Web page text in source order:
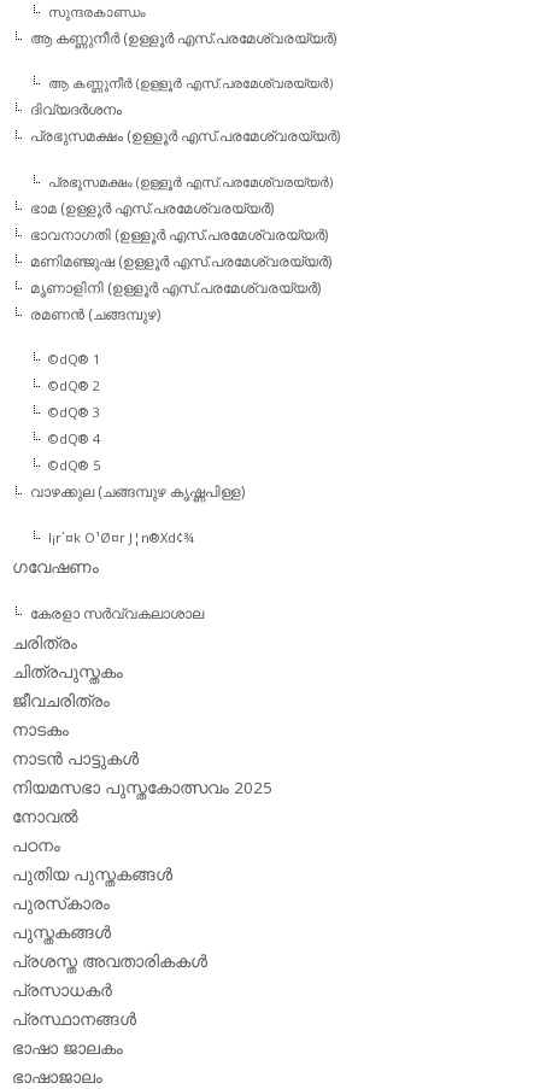
സുന്ദരകാണ്ഡം
ആ കണ്ണുനീര്‍ (ഉള്ളൂര്‍ എസ്.പരമേശ്വരയ്യര്‍)
ആ കണ്ണുനീര്‍ (ഉള്ളൂര്‍ എസ്.പരമേശ്വരയ്യര്‍)
ദിവ്യദര്‍ശനം
പ്രഭുസമക്ഷം (ഉള്ളൂര്‍ എസ്.പരമേശ്വരയ്യര്‍)
പ്രഭുസമക്ഷം (ഉള്ളൂര്‍ എസ്.പരമേശ്വരയ്യര്‍)
ഭാമ (ഉള്ളൂര്‍ എസ്.പരമേശ്വരയ്യര്‍)
ഭാവനാഗതി (ഉള്ളൂര്‍ എസ്.പരമേശ്വരയ്യര്‍)
മണിമഞ്ജുഷ (ഉള്ളൂര്‍ എസ്.പരമേശ്വരയ്യര്‍)
മൃണാളിനി (ഉള്ളൂര്‍ എസ്.പരമേശ്വരയ്യര്‍)
രമണന്‍ (ചങ്ങമ്പുഴ)
©dQ® 1
©dQ® 2
©dQ® 3
©dQ® 4
©dQ® 5
വാഴക്കുല (ചങ്ങമ്പുഴ കൃഷ്ണപിള്ള)
l¡r´¤k O¹Ø¤r J¦n®Xd¢¾
ഗവേഷണം
കേരളാ സര്‍വ്വകലാശാല
ചരിത്രം
ചിത്രപുസ്തകം
ജീവചരിത്രം
നാടകം
നാടന്‍ പാട്ടുകള്‍
നിയമസഭാ പുസ്തകോത്സവം 2025
നോവല്‍
പഠനം
പുതിയ പുസ്തകങ്ങള്‍
പുരസ്‌കാരം
പുസ്തകങ്ങള്‍
പ്രശസ്ത അവതാരികകള്‍
പ്രസാധകര്‍
പ്രസ്ഥാനങ്ങള്‍
ഭാഷാ ജാലകം
ഭാഷാജാലം